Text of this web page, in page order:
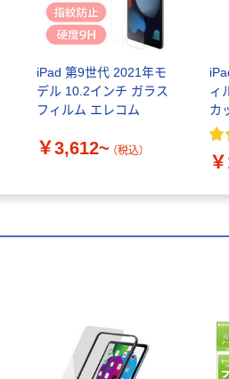
iPad 第9世代 2021年モ
デル 10.2インチ ガラス
フィルム エレコム
￥3,612~ （税込）
ィ
カ